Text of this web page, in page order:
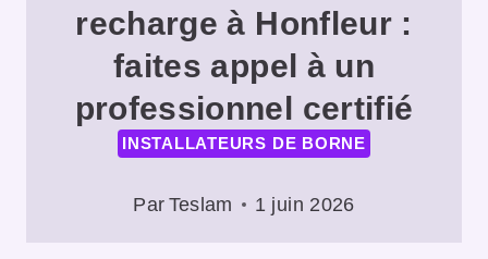
recharge à Honfleur :
faites appel à un
professionnel certifié
INSTALLATEURS DE BORNE
Par Teslam 1 juin 2026